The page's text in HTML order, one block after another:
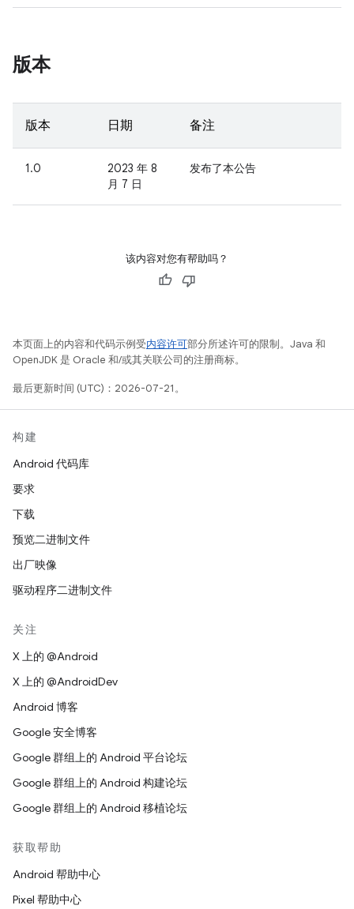
版本
版本 日期 备注
1.0
2023 年 8
月 7 日
发布了本公告
该内容对您有帮助吗？
本页面上的内容和代码示例受内容许可部分所述许可的限制。Java 和
OpenJDK 是 Oracle 和/或其关联公司的注册商标。
最后更新时间 (UTC)：2026-07-21。
构建
Android 代码库
要求
下载
预览二进制文件
出厂映像
驱动程序二进制文件
关注
X 上的 @Android
X 上的 @AndroidDev
Android 博客
Google 安全博客
Google 群组上的 Android 平台论坛
Google 群组上的 Android 构建论坛
Google 群组上的 Android 移植论坛
获取帮助
Android 帮助中心
Pixel 帮助中心